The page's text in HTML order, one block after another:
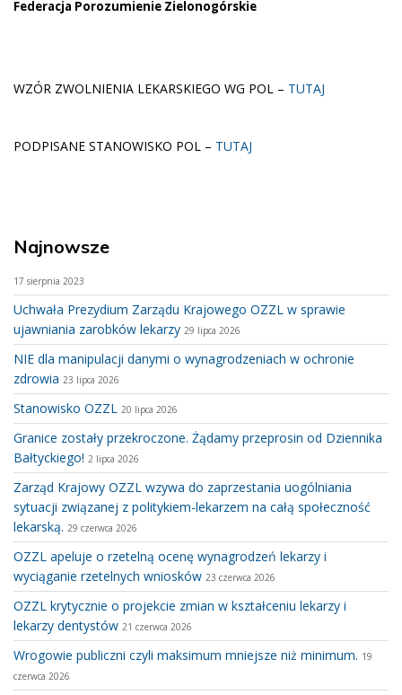
Federacja Porozumienie Zielonogórskie
WZÓR ZWOLNIENIA LEKARSKIEGO WG POL – TUTAJ
PODPISANE STANOWISKO POL – TUTAJ
Najnowsze
17 sierpnia 2023
Uchwała Prezydium Zarządu Krajowego OZZL w sprawie
ujawniania zarobków lekarzy 29 lipca 2026
NIE dla manipulacji danymi o wynagrodzeniach w ochronie
zdrowia 23 lipca 2026
Stanowisko OZZL 20 lipca 2026
Granice zostały przekroczone. Żądamy przeprosin od Dziennika
Bałtyckiego! 2 lipca 2026
Zarząd Krajowy OZZL wzywa do zaprzestania uogólniania
sytuacji związanej z politykiem-lekarzem na całą społeczność
lekarską. 29 czerwca 2026
OZZL apeluje o rzetelną ocenę wynagrodzeń lekarzy i
wyciąganie rzetelnych wniosków 23 czerwca 2026
OZZL krytycznie o projekcie zmian w kształceniu lekarzy i
lekarzy dentystów 21 czerwca 2026
Wrogowie publiczni czyli maksimum mniejsze niż minimum. 19
czerwca 2026